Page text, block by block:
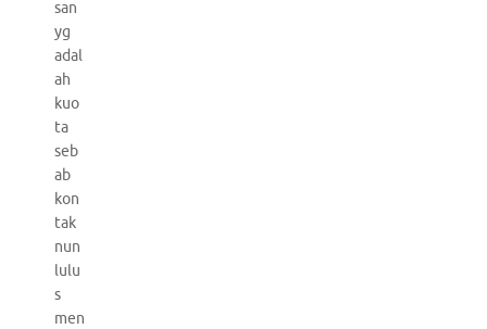
san
yg
adal
ah
kuo
ta
seb
ab
kon
tak
nun
lulu
s
men